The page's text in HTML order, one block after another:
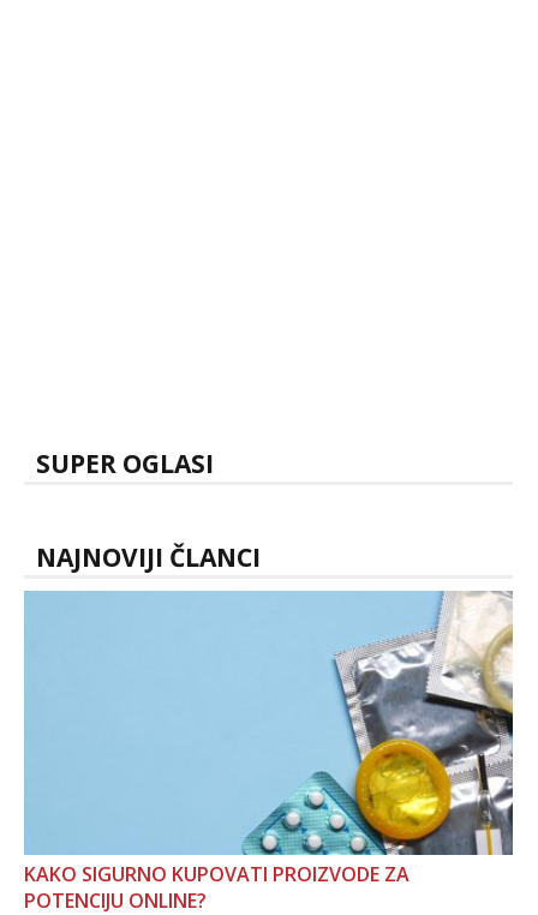
SUPER OGLASI
NAJNOVIJI ČLANCI
KAKO SIGURNO KUPOVATI PROIZVODE ZA
POTENCIJU ONLINE?